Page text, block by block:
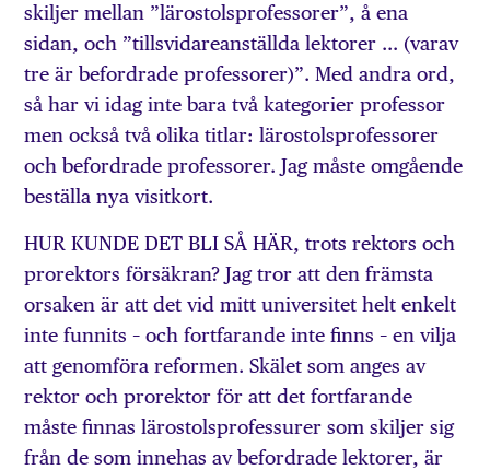
skiljer mellan ”lärostolsprofessorer”, å ena
sidan, och ”tillsvidareanställda lektorer … (varav
tre är befordrade professorer)”. Med andra ord,
så har vi idag inte bara två kategorier professor
men också två olika titlar: lärostolsprofessorer
och befordrade professorer. Jag måste omgående
beställa nya visitkort.
HUR KUNDE DET BLI SÅ HÄR, trots rektors och
prorektors försäkran? Jag tror att den främsta
orsaken är att det vid mitt universitet helt enkelt
inte funnits – och fortfarande inte finns – en vilja
att genomföra reformen. Skälet som anges av
rektor och prorektor för att det fortfarande
måste finnas lärostolsprofessurer som skiljer sig
från de som innehas av befordrade lektorer, är